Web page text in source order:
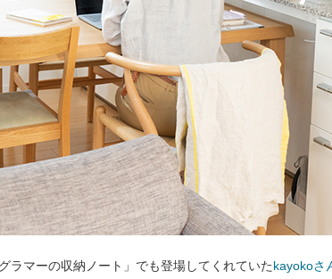
ラマーの収納ノート」でも登場してくれていたkayokoさ